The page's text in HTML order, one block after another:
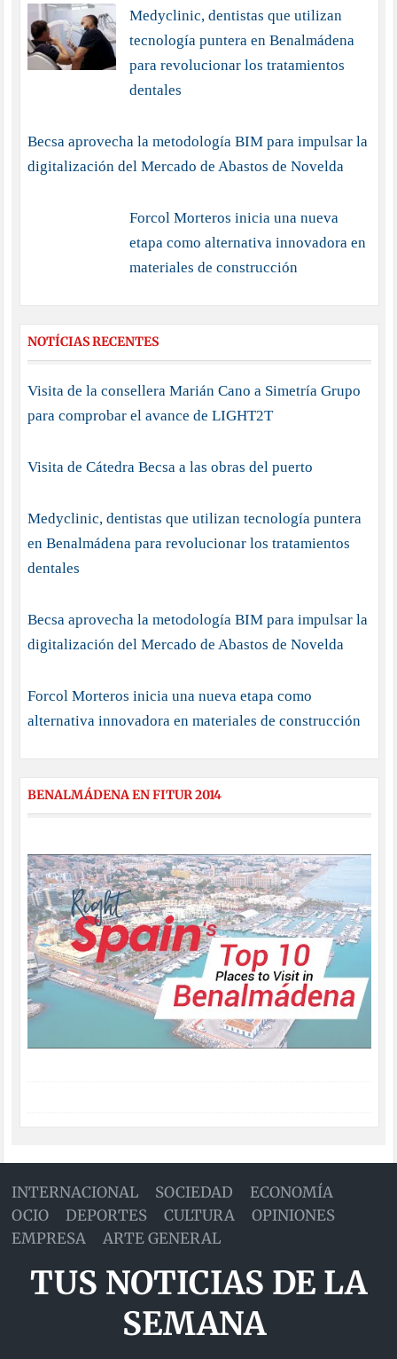
Medyclinic, dentistas que utilizan
tecnología puntera en Benalmádena
para revolucionar los tratamientos
dentales
Becsa aprovecha la metodología BIM para impulsar la
digitalización del Mercado de Abastos de Novelda
Forcol Morteros inicia una nueva
etapa como alternativa innovadora en
materiales de construcción
NOTÍCIAS RECENTES
Visita de la consellera Marián Cano a Simetría Grupo
para comprobar el avance de LIGHT2T
Visita de Cátedra Becsa a las obras del puerto
Medyclinic, dentistas que utilizan tecnología puntera
en Benalmádena para revolucionar los tratamientos
dentales
Becsa aprovecha la metodología BIM para impulsar la
digitalización del Mercado de Abastos de Novelda
Forcol Morteros inicia una nueva etapa como
alternativa innovadora en materiales de construcción
BENALMÁDENA EN FITUR 2014
INTERNACIONAL SOCIEDAD
ECONOMÍA
OCIO
DEPORTES CULTURA
OPINIONES
EMPRESA
ARTE GENERAL
TUS NOTICIAS DE LA
SEMANA